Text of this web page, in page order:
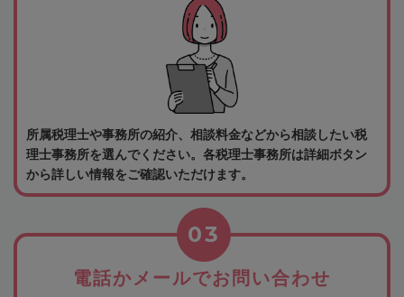
所属税理士や事務所の紹介、相談料金などから相談したい税
理士事務所を選んでください。各税理士事務所は詳細ボタン
から詳しい情報をご確認いただけます。
電話かメールでお問い合わせ
03